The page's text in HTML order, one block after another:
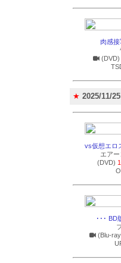
肉感
(DVD)
★ 2025/11/25
vs仮想エロ
エア
(DVD)
･･･ BD
(Blu-